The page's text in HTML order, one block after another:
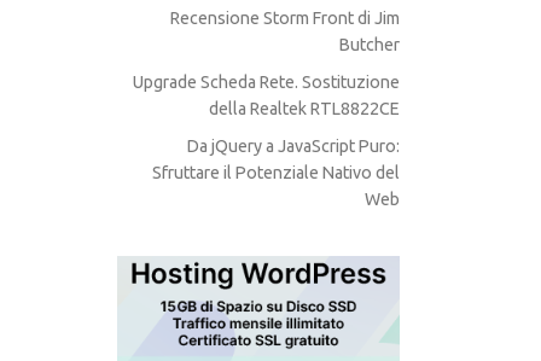
Recensione Storm Front di Jim
Butcher
Upgrade Scheda Rete. Sostituzione
della Realtek RTL8822CE
Da jQuery a JavaScript Puro:
Sfruttare il Potenziale Nativo del
Web